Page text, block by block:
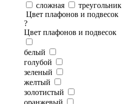
сложная
треугольник
Цвет плафонов и подвесок
?
Цвет плафонов и подвесок
белый
голубой
зеленый
желтый
золотистый
оранжевый